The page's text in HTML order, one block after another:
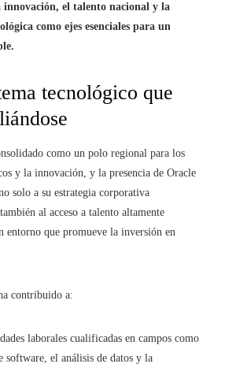
innovación, el talento nacional y la
como ejes esenciales para un
tecnológico que
como un polo regional para los
y la innovación, y la presencia de Oracle
solo a su estrategia corporativa
al acceso a talento altamente
entorno que promueve la inversión en
contribuido a:
laborales cualificadas en campos como
software, el análisis de datos y la